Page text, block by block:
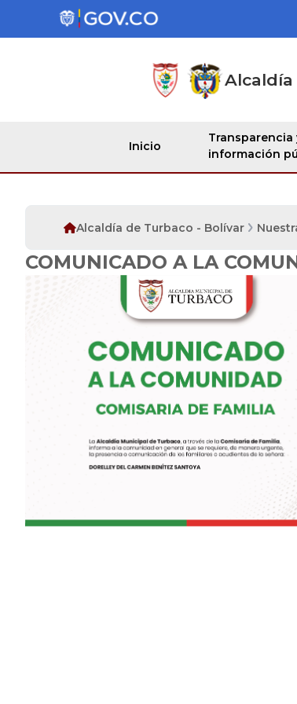
Inicio
Transparencia
información
Alcaldía de Turbaco - Bolívar
COMUNICADO A LA